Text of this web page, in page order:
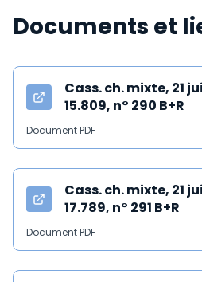
Documents et
Cass. ch. mixte, 21
15.809, n° 290 B+R
Document PDF
Cass. ch. mixte, 21
17.789, n° 291 B+R
Document PDF